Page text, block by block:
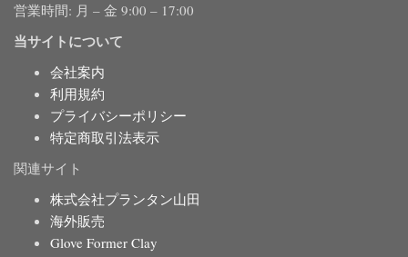
営業時間: 月 – 金 9:00 – 17:00
当サイトについて
会社案内
利用規約
プライバシーポリシー
特定商取引法表示
関連サイト
株式会社プランタン山田
海外販売
Glove Former Clay